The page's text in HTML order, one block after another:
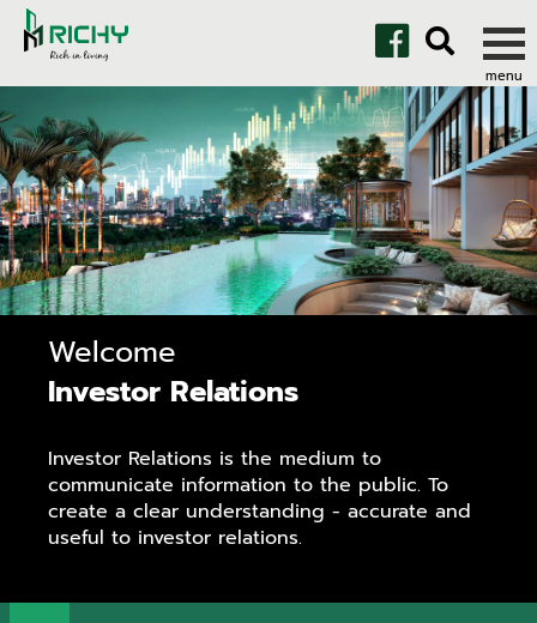
Welcome
Investor Relations
Investor Relations is the medium to
communicate information to the public. To
create a clear understanding - accurate and
useful to investor relations.